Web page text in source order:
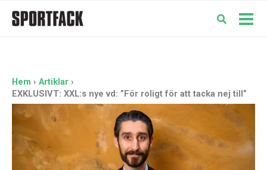
Hem
Artiklar
EXKLUSIVT: XXL:s nye vd: ”För roligt för att tacka nej till”